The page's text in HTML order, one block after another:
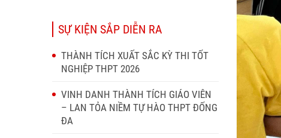
SỰ KIỆN SẮP DIỄN RA
THÀNH TÍCH XUẤT SẮC KỲ THI TỐT
NGHIỆP THPT 2026
VINH DANH THÀNH TÍCH GIÁO VIÊN
– LAN TỎA NIỀM TỰ HÀO THPT ĐỐNG
ĐA